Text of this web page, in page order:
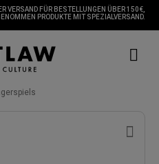
VERSAND FÜR BESTELLUNGEN ÜBER 150 €,
PRODUKTE MIT SPEZIALVERSAND.